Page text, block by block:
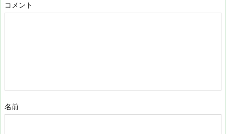
コメント
名前